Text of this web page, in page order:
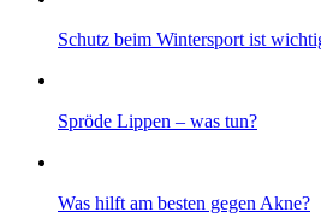
Schutz beim Wintersport ist
Spröde Lippen – was tun?
Was hilft am besten gegen Akne?